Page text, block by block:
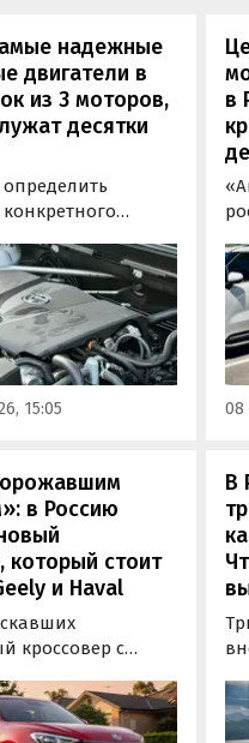
надежные
двигатели в
из 3 моторов,
десятки
срок службы
от качества
и условий
Тем не менее
ТОП-3 самых
могут не
15:05
в
08
в Россию
который стоит
и Haval
кроссовер с
теперь есть
с китайского
В